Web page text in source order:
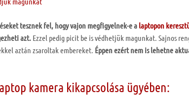
tesznek fel, hogy vajon megfigyelnek-e a laptopon
azt. Ezzel pedig picit be is védhetjük magunkat. Sajnos
aztán zsaroltak embereket. Éppen ezért nem is lehetne
kamera kikapcsolása ügyében: